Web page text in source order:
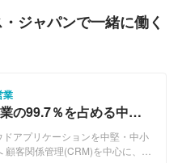
ジャパンで一緒に働く
業
の99.7％を占める中
小企業の課題は日本の
のもの。知られざるコ
ドアプリケーションを中堅・中小
さ